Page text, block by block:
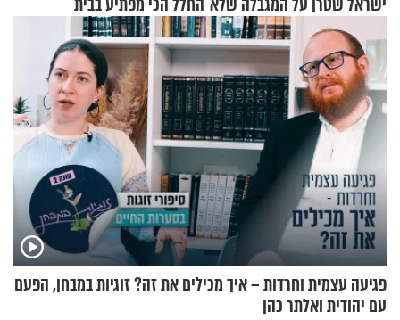
עוצרת אותו
פגיעה עצמית וחרדות – איך מכילים את זה? זוגיות במבחן, הפעם
עם יהודית ואלתר כהן